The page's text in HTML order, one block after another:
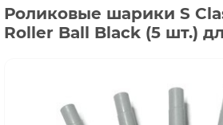
Роликовые шарики S
Roller Ball Black (5 шт.)